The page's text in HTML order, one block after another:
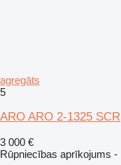
agregāts
5
ARO ARO 2-1325 SCR
3 000 €
Rūpniecības aprīkojums -